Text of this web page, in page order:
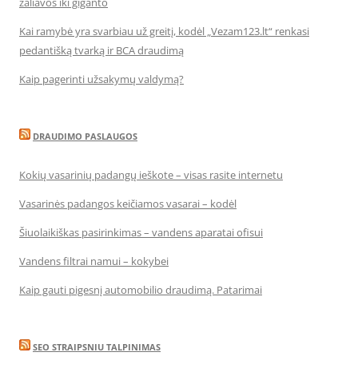
Kai ramybė yra svarbiau už greitį, kodėl „Vezam123.lt“ renkasi
pedantišką tvarką ir BCA draudimą
Kaip pagerinti užsakymų valdymą?
DRAUDIMO PASLAUGOS
Kokių vasarinių padangų ieškote – visas rasite internetu
Vasarinės padangos keičiamos vasarai – kodėl
Šiuolaikiškas pasirinkimas – vandens aparatai ofisui
Vandens filtrai namui – kokybei
Kaip gauti pigesnį automobilio draudimą. Patarimai
SEO STRAIPSNIU TALPINIMAS